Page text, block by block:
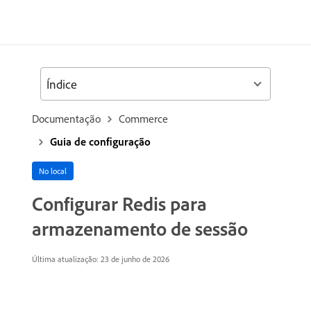
Documentação
Commerce
Guia de configuração
No local
Configurar Redis para
armazenamento de sessão
Última atualização: 23 de junho de 2026
Índice